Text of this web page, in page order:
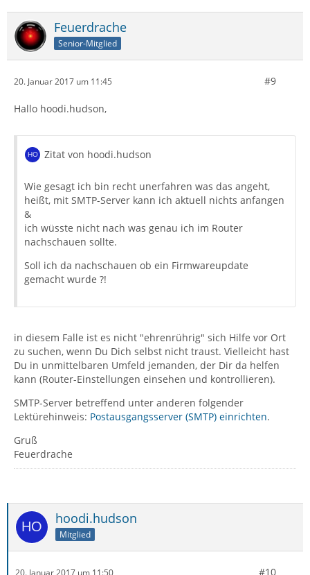
Feuerdrache
Senior-Mitglied
20. Januar 2017 um 11:45 #9
Hallo hoodi.hudson,
Zitat von hoodi.hudson
Wie gesagt ich bin recht unerfahren was das angeht,
heißt, mit SMTP-Server kann ich aktuell nichts anfangen
&
ich wüsste nicht nach was genau ich im Router
nachschauen sollte.
Soll ich da nachschauen ob ein Firmwareupdate
gemacht wurde ?!
in diesem Falle ist es nicht "ehrenrührig" sich Hilfe vor Ort
zu suchen, wenn Du Dich selbst nicht traust. Vielleicht hast
Du in unmittelbaren Umfeld jemanden, der Dir da helfen
kann (Router-Einstellungen einsehen und kontrollieren).
SMTP-Server betreffend unter anderen folgender
Lektürehinweis: Postausgangsserver (SMTP) einrichten.
Gruß
Feuerdrache
hoodi.hudson
Mitglied
20. Januar 2017 um 11:50 #10